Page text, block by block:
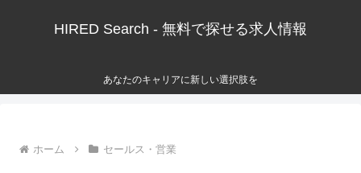
HIRED Search - 無料で探せる求人情報
あなたのキャリアに新しい選択肢を
ホーム セールス・営業